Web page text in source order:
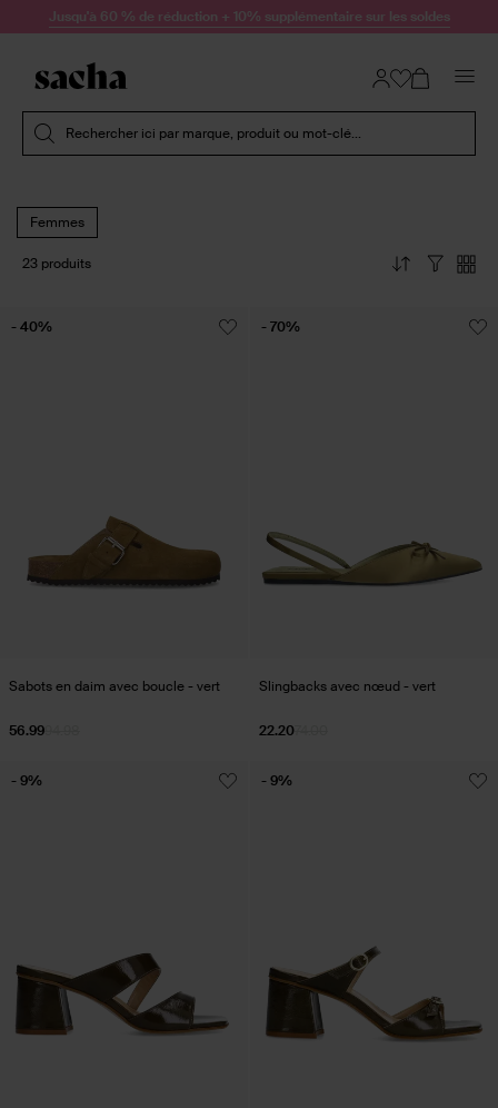
Passer au contenu
Jusqu'à 60 % de réduction + 10% supplémentaire sur les soldes
Rechercher ici par marque, produit ou mot-clé...
Femmes
23 produits
Sabots en daim avec boucle - vert
56.99
- 40%
Slingbacks avec nœud - vert
22.20
- 70%
- 9% - 9%